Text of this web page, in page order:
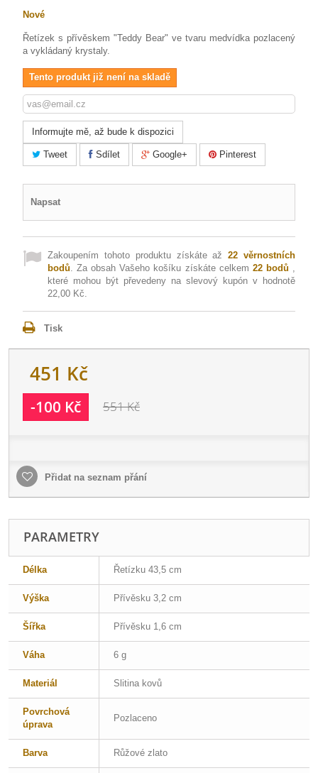
Nové
Řetízek s přívěskem "Teddy Bear" ve tvaru medvídka pozlacený
a vykládaný krystaly.
Tento produkt již není na skladě
Informujte mě, až bude k dispozici
Tweet Sdílet Google+ Pinterest
Napsat
Zakoupením tohoto produktu získáte až22 věrnostních
bodů. Za obsah Vašeho košíku získáte celkem 22bodů ,
které mohou být převedeny na slevový kupón v hodnotě
22,00 Kč.
Tisk
451 Kč
-100 Kč 551 Kč
Přidat na seznam přání
PARAMETRY
Délka Řetízku 43,5 cm
Výška Přívěsku 3,2 cm
Šířka Přívěsku 1,6 cm
Váha 6 g
Materiál Slitina kovů
Povrchová
úprava
Pozlaceno
Barva Růžové zlato